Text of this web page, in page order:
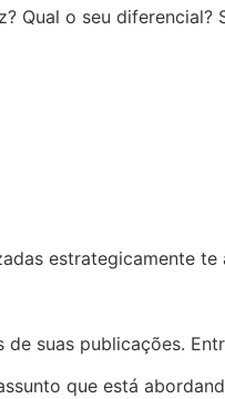
Qual o seu
estrategicamente
suas publicações.
que está